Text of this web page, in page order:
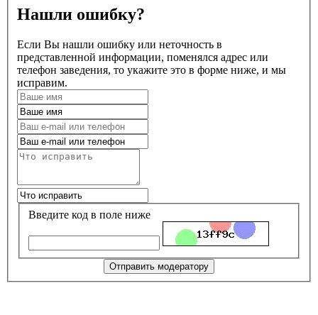
Нашли ошибку?
Если Вы нашли ошибку или неточность в
представленной информации, поменялся адрес или
телефон заведения, то укажите это в форме ниже, и мы
исправим.
Введите код в поле ниже
Отправить модератору